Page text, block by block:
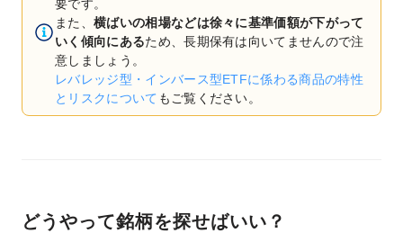
要です。
また、 横ばいの相場などは徐々に基準価額が下がって
いく傾向にあるため、長期保有は向いてませんので注
意しましょう。
レバレッジ型・インバース型ETFに係わる商品の特性
とリスクについて もご覧ください。
どうやって銘柄を探せばいい？